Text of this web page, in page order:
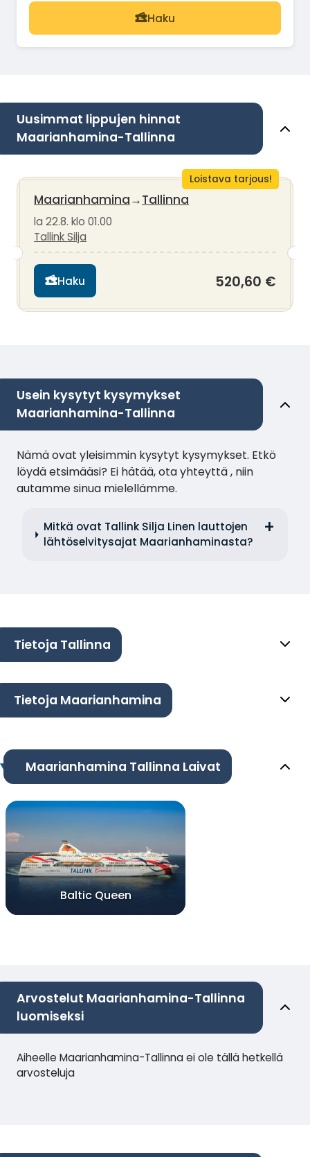
Haku
Uusimmat lippujen hinnat
Maarianhamina-Tallinna
Loistava tarjous!
Maarianhamina→Tallinna
la 22.8. klo 01.00
Tallink Silja
Haku 520,60 €
Usein kysytyt kysymykset
Maarianhamina-Tallinna
Nämä ovat yleisimmin kysytyt kysymykset. Etkö
löydä etsimääsi? Ei hätää, ota yhteyttä , niin
autamme sinua mielellämme.
Mitkä ovat Tallink Silja Linen lauttojen
lähtöselvitysajat Maarianhaminasta?
Tietoja Tallinna
Tietoja Maarianhamina
Maarianhamina Tallinna Laivat
Baltic Queen
Arvostelut Maarianhamina-Tallinna
luomiseksi
Aiheelle Maarianhamina-Tallinna ei ole tällä hetkellä
arvosteluja